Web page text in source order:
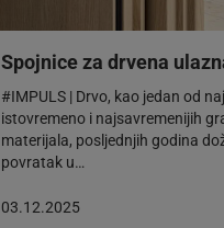
Spojnice za drvena
#IMPULS | Drvo, kao jedan od
istovremeno i najsavremenijih
materijala, posljednjih godina
povratak u…
Objava
03.12.2025